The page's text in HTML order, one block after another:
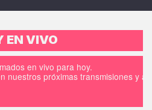
EN VIVO
en vivo para hoy.
nuestros próximas transmisiones y